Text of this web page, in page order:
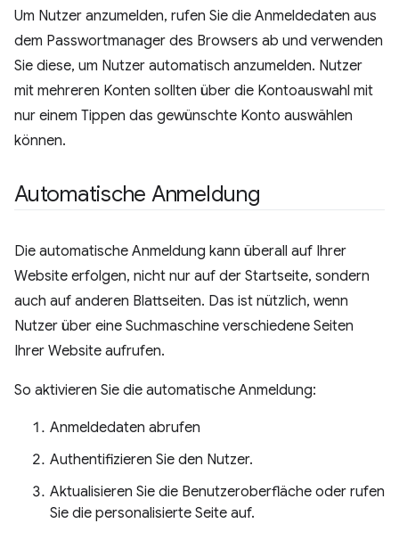
Um Nutzer anzumelden, rufen Sie die Anmeldedaten aus
dem Passwortmanager des Browsers ab und verwenden
Sie diese, um Nutzer automatisch anzumelden. Nutzer
mit mehreren Konten sollten über die Kontoauswahl mit
nur einem Tippen das gewünschte Konto auswählen
können.
Automatische Anmeldung
Die automatische Anmeldung kann überall auf Ihrer
Website erfolgen, nicht nur auf der Startseite, sondern
auch auf anderen Blattseiten. Das ist nützlich, wenn
Nutzer über eine Suchmaschine verschiedene Seiten
Ihrer Website aufrufen.
So aktivieren Sie die automatische Anmeldung:
Anmeldedaten abrufen
Authentifizieren Sie den Nutzer.
Aktualisieren Sie die Benutzeroberfläche oder rufen
Sie die personalisierte Seite auf.